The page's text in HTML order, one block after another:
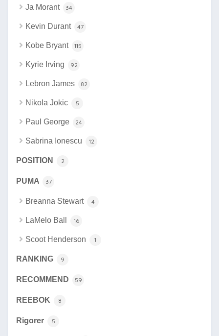
Ja Morant 34
Kevin Durant 47
Kobe Bryant 115
Kyrie Irving 92
Lebron James 82
Nikola Jokic 5
Paul George 24
Sabrina Ionescu 12
POSITION 2
PUMA 37
Breanna Stewart 4
LaMelo Ball 16
Scoot Henderson 1
RANKING 9
RECOMMEND 59
REEBOK 8
Rigorer 5